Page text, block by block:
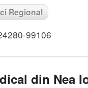
Regional
99106
din Nea